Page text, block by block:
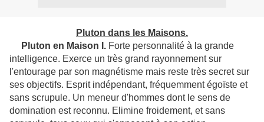
Pluton dans les Maisons.
Pluton en Maison I. Forte personnalité à la grande
intelligence. Exerce un très grand rayonnement sur
l'entourage par son magnétisme mais reste très secret sur
ses objectifs. Esprit indépendant, fréquemment égoïste et
sans scrupule. Un meneur d'hommes dont le sens de
domination est reconnu. Elimine froidement, et sans